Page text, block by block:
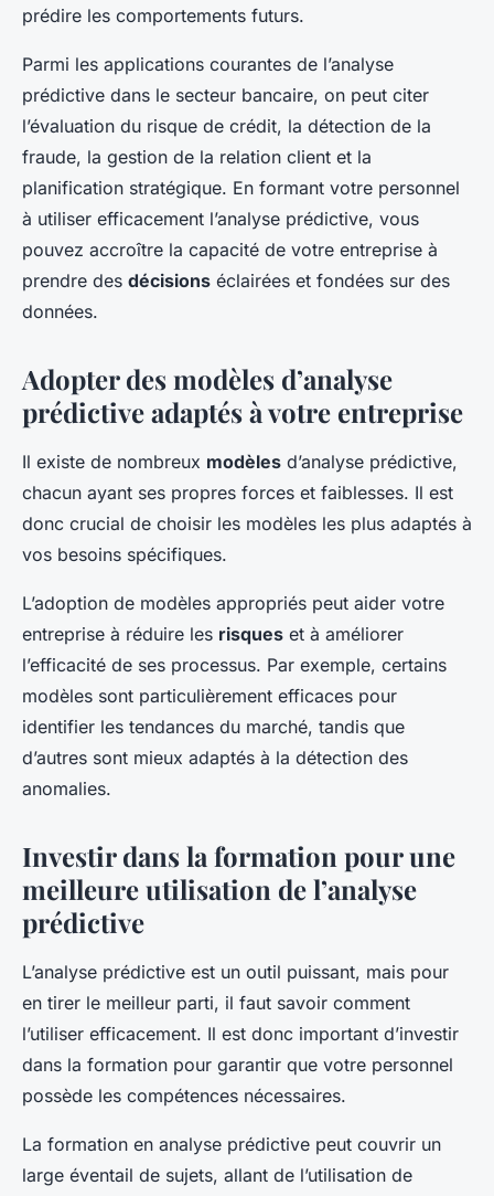
prédire les comportements futurs.
Parmi les applications courantes de l’analyse
prédictive dans le secteur bancaire, on peut citer
l’évaluation du risque de crédit, la détection de la
fraude, la gestion de la relation client et la
planification stratégique. En formant votre personnel
à utiliser efficacement l’analyse prédictive, vous
pouvez accroître la capacité de votre entreprise à
prendre des décisions éclairées et fondées sur des
données.
Adopter des modèles d’analyse
prédictive adaptés à votre entreprise
Il existe de nombreux modèles d’analyse prédictive,
chacun ayant ses propres forces et faiblesses. Il est
donc crucial de choisir les modèles les plus adaptés à
vos besoins spécifiques.
L’adoption de modèles appropriés peut aider votre
entreprise à réduire les risques et à améliorer
l’efficacité de ses processus. Par exemple, certains
modèles sont particulièrement efficaces pour
identifier les tendances du marché, tandis que
d’autres sont mieux adaptés à la détection des
anomalies.
Investir dans la formation pour une
meilleure utilisation de l’analyse
prédictive
L’analyse prédictive est un outil puissant, mais pour
en tirer le meilleur parti, il faut savoir comment
l’utiliser efficacement. Il est donc important d’investir
dans la formation pour garantir que votre personnel
possède les compétences nécessaires.
La formation en analyse prédictive peut couvrir un
large éventail de sujets, allant de l’utilisation de